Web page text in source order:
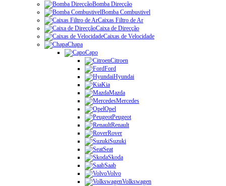
Bomba Direcção
Bomba Combustivel
Caixas Filtro de Ar
Caixa de Direcção
Caixas de Velocidade
Chapa
Capo
Citroen
Ford
Hyundai
Kia
Mazda
Mercedes
Opel
Peugeot
Renault
Rover
Suzuki
Seat
Skoda
Saab
Volvo
Volkswagen